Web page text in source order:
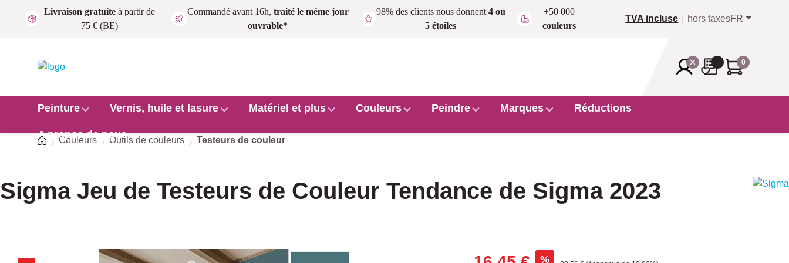
Passer au contenu principal
Livraison gratuite à partir de
75 € (BE)
Commandé avant 16h, traité le même jour
ouvrable*
98% des clients nous donnent 4 ou
5 étoiles
+50 000
couleurs
TVA incluse hors taxesFR
0
Peinture Vernis, huile et lasure Matériel et plus Couleurs Peindre Marques Réductions
A propos de nous
Accueil
Couleurs Outils de couleurs Testeurs de couleur
Sigma Jeu de Testeurs de Couleur Tendance de Sigma 2023
Ignorer la galerie d'images %